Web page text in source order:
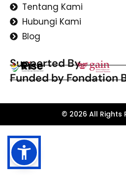
Tentang Kami
Hubungi Kami
Blog
Supported By
Funded by Fondation
© 2026 All Rights